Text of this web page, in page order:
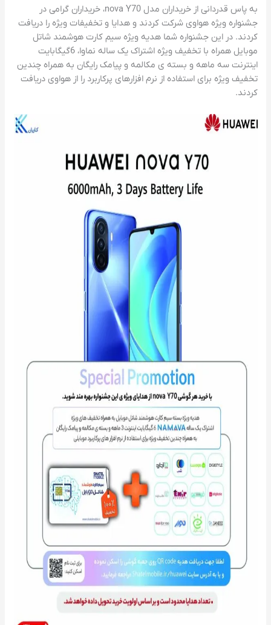
به پاس قدردانی از خریداران مدل nova Y70، خریداران گرامی در
جشنواره ویژه هواوی شرکت کردند و هدایا و تخفیفات ویژه را دریافت
کردند. در این جشنواره شما هدیه ویژه سیم کارت هوشمند شاتل
موبایل همراه با تخفیف ویژه اشتراک یک ساله نماوا، 6گیگابایت
اینترنت سه ماهه و بسته ی مکالمه و پیامک رایگان به همراه چندین
تخفیف ویژه برای استفاده از نرم افزارهای پرکاربرد را از هواوی دریافت
کردند.